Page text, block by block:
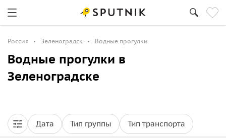
Россия Зеленоградск Водные прогулки
Водные прогулки в
Зеленоградске
Дата Тип группы Тип транспорта